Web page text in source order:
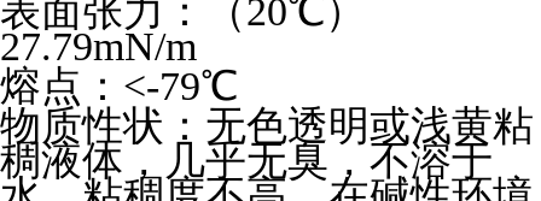
表面张力：（20℃）
27.79mN/m
熔点：<-79℃
物质性状：无色透明或浅黄粘
稠液体，几乎无臭，不溶于